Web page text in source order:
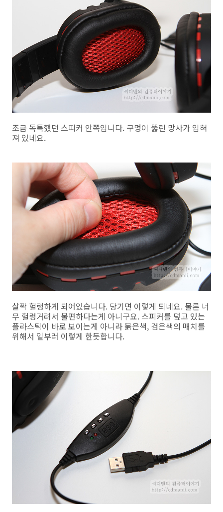
조금 독특했던 스피커 안쪽입니다. 구멍이 뚫린 망사가 입혀
져 있네요.
살짝 헐렁하게 되어있습니다. 당기면 이렇게 되네요. 물론 너
무 헐렁거려서 불편하다는게 아니구요. 스피커를 덮고 있는
플라스틱이 바로 보이는게 아니라 붉은색, 검은색의 매치를
위해서 일부러 이렇게 한듯합니다.